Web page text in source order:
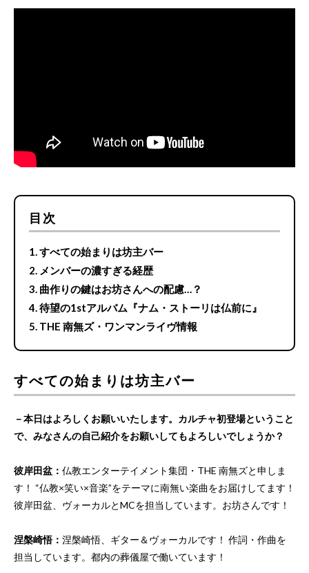
目次
すべての始まりは坊主バー
メンバーの濃すぎる経歴
曲作りの鍵はお坊さんへの配慮…？
待望の1stアルバム『ナム・ストーリは仏前に』
THE 南無ズ・ワンマンライヴ情報
すべての始まりは坊主バー
－本日はよろしくお願いいたします。カルチャ初登場ということ
で、みなさんの自己紹介をお願いしてもよろしいでしょうか？
彼岸田盆： 仏教エンターテイメント集団・THE 南無ズと申しま
す！ “仏教×笑い×音楽”をテーマに南無い楽曲をお届けしてます！
彼岸田盆、ヴォーカルとMCを担当しています。お坊さんです！
涅槃崎悟： 涅槃崎悟、ギター＆ヴォーカルです！ 作詞・作曲を
担当しています。都内の葬儀屋で働いています！